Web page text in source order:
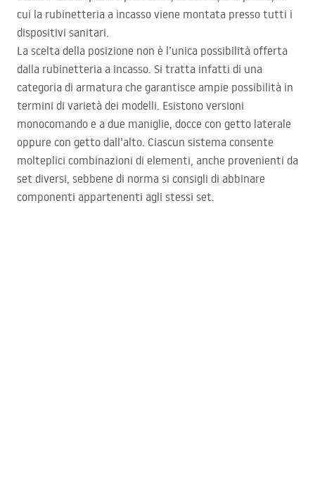
cui la rubinetteria a incasso viene montata presso tutti i
dispositivi sanitari.
La scelta della posizione non è l’unica possibilità offerta
dalla rubinetteria a incasso. Si tratta infatti di una
categoria di armatura che garantisce ampie possibilità in
termini di varietà dei modelli. Esistono versioni
monocomando e a due maniglie, docce con getto laterale
oppure con getto dall’alto. Ciascun sistema consente
molteplici combinazioni di elementi, anche provenienti da
set diversi, sebbene di norma si consigli di abbinare
componenti appartenenti agli stessi set.